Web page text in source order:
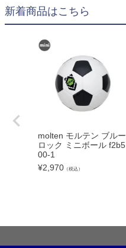
新着商品はこちら
molten モルテン ブルー
ロック ミニボール f2b5
00-1
¥2,970 （税込）